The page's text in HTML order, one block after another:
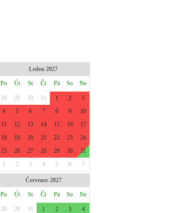
Leden 2027
Po Út St Čt Pá So Ne
28 29 30 31 1 2
3
4
5 6 7 8 9
10
11
12 13 14 15 16
17
18
19 20 21 22 23
24
25
26 27 28 29 30
31
1
2 3 4 5 6 7
Červenec 2027
Po Út St Čt Pá So Ne
28 29 30 1 2 3
4